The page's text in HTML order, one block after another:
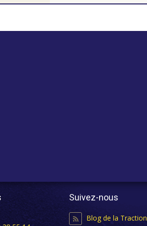
Suivez-nous
Blog de la Traction